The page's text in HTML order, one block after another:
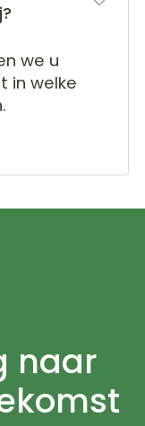
we u
in welke
naar